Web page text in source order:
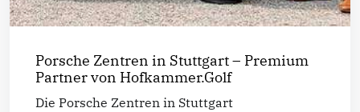
Porsche Zentren in Stuttgart – Premium
Partner von Hofkammer.Golf
Die Porsche Zentren in Stuttgart